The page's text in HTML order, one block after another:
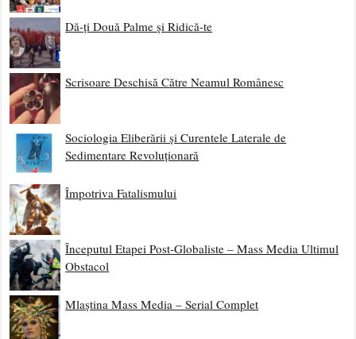
Dă-ți Două Palme și Ridică-te
Scrisoare Deschisă Către Neamul Românesc
Sociologia Eliberării și Curentele Laterale de
Sedimentare Revoluționară
Împotriva Fatalismului
Începutul Etapei Post-Globaliste – Mass Media Ultimul
Obstacol
Mlaștina Mass Media – Serial Complet